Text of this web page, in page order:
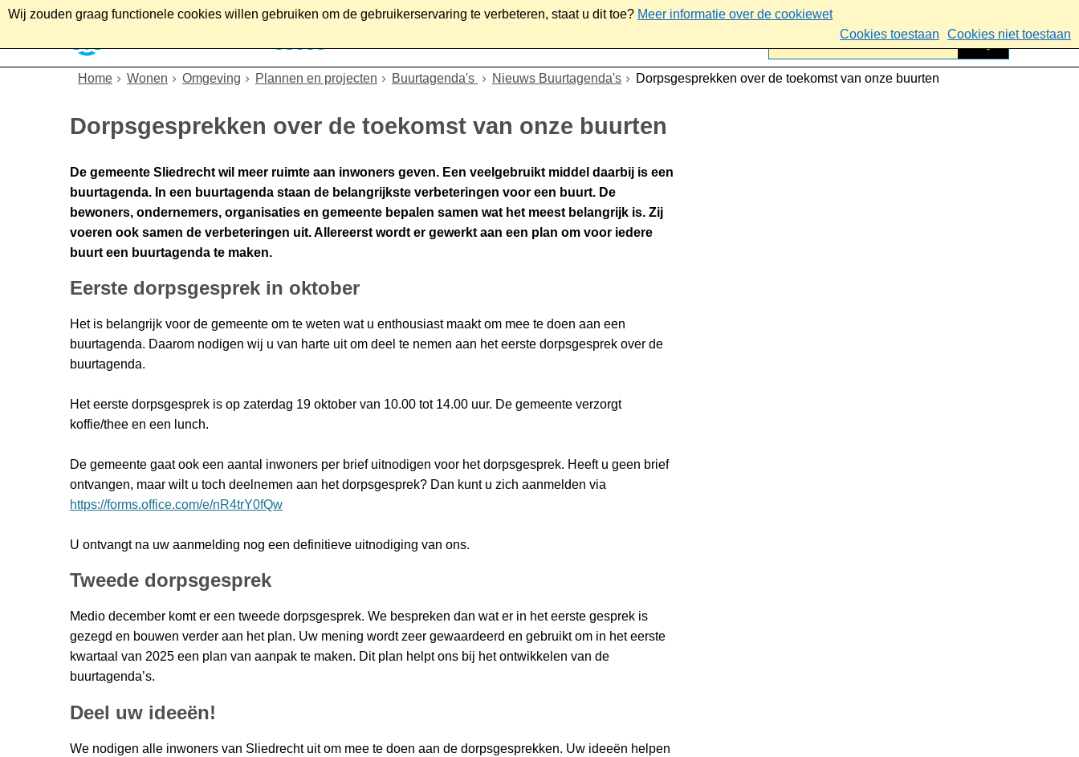
Wij zouden graag functionele cookies willen gebruiken om de gebruikerservaring te verbeteren, staat u dit toe? Meer informatie over de cookiewet
Cookies toestaan
Cookies niet toestaan
Home Wonen Omgeving Plannen en projecten Buurtagenda's Nieuws Buurtagenda's Dorpsgesprekken over de toekomst van onze buurten
Dorpsgesprekken over de toekomst van onze buurten
De gemeente Sliedrecht wil meer ruimte aan inwoners geven. Een veelgebruikt middel daarbij is een
buurtagenda. In een buurtagenda staan de belangrijkste verbeteringen voor een buurt. De
bewoners, ondernemers, organisaties en gemeente bepalen samen wat het meest belangrijk is. Zij
voeren ook samen de verbeteringen uit. Allereerst wordt er gewerkt aan een plan om voor iedere
buurt een buurtagenda te maken.
Eerste dorpsgesprek in oktober
Het is belangrijk voor de gemeente om te weten wat u enthousiast maakt om mee te doen aan een
buurtagenda. Daarom nodigen wij u van harte uit om deel te nemen aan het eerste dorpsgesprek over de
buurtagenda.
Het eerste dorpsgesprek is op zaterdag 19 oktober van 10.00 tot 14.00 uur. De gemeente verzorgt
koffie/thee en een lunch.
De gemeente gaat ook een aantal inwoners per brief uitnodigen voor het dorpsgesprek. Heeft u geen brief
ontvangen, maar wilt u toch deelnemen aan het dorpsgesprek? Dan kunt u zich aanmelden via
https://forms.office.com/e/nR4trY0fQw
U ontvangt na uw aanmelding nog een definitieve uitnodiging van ons.
Tweede dorpsgesprek
Medio december komt er een tweede dorpsgesprek. We bespreken dan wat er in het eerste gesprek is
gezegd en bouwen verder aan het plan. Uw mening wordt zeer gewaardeerd en gebruikt om in het eerste
kwartaal van 2025 een plan van aanpak te maken. Dit plan helpt ons bij het ontwikkelen van de
buurtagenda’s.
Deel uw ideeën!
We nodigen alle inwoners van Sliedrecht uit om mee te doen aan de dorpsgesprekken. Uw ideeën helpen